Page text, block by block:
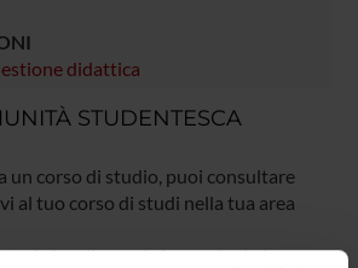
didattica
STUDENTESCA
un corso di studio, puoi consultare
al tuo corso di studi nella tua area
visualizzare informazioni, risorse e